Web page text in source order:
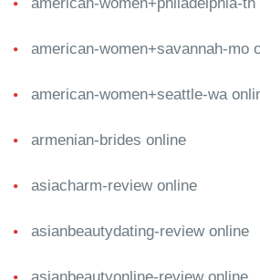
american-women+philadelphia-tn
american-women+savannah-mo
american-women+seattle-wa
armenian-brides online
asiacharm-review online
asianbeautydating-review online